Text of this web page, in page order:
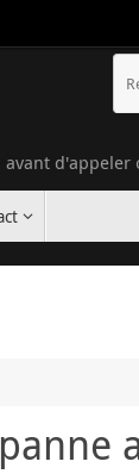
d'appeler